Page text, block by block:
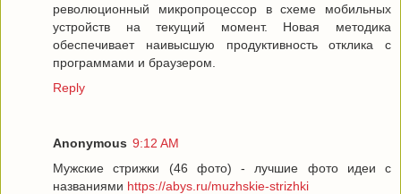
революционный микропроцессор в схеме мобильных
устройств на текущий момент. Новая методика
обеспечивает наивысшую продуктивность отклика с
программами и браузером.
Reply
Anonymous 9:12 AM
Мужские стрижки (46 фото) - лучшие фото идеи с
названиями https://abys.ru/muzhskie-strizhki